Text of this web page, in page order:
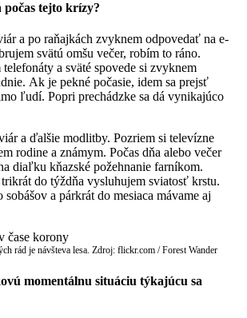
počas tejto krízy?
a po raňajkách zvyknem odpovedať na e-
svätú omšu večer, robím to ráno.
a sväté spovede si zvyknem
Ak je pekné počasie, idem sa prejsť
ľudí. Popri prechádzke sa dá vynikajúco
a ďalšie modlitby. Pozriem si televízne
rodine a známym. Počas dňa alebo večer
diaľku kňazské požehnanie farníkom.
do týždňa vysluhujem sviatosť krstu.
a párkrát do mesiaca mávame aj
rád je návšteva lesa. Zdroj: flickr.com / Forest Wander
momentálnu situáciu týkajúcu sa